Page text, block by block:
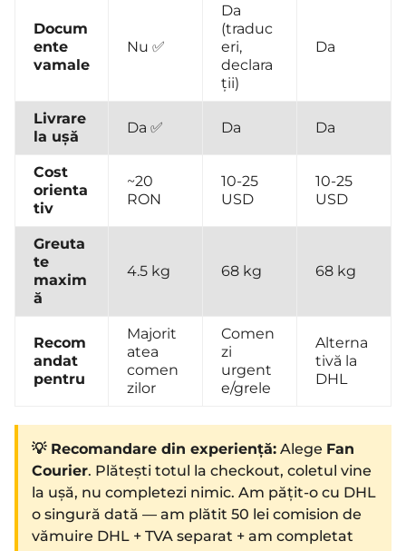
Docum
ente
vamale
Nu ✅
Da
(traduc
eri,
declara
ții)
Da
Livrare
la ușă
Da ✅ Da Da
Cost
orienta
tiv
~20
RON
10-25
USD
10-25
USD
Greuta
te
maxim
ă
4.5 kg 68 kg 68 kg
Recom
andat
pentru
Majorit
atea
comen
zilor
Comen
zi
urgent
e/grele
Alterna
tivă la
DHL
💡 Recomandare din experiență: Alege Fan
Courier. Plătești totul la checkout, coletul vine
la ușă, nu completezi nimic. Am pățit-o cu DHL
o singură dată — am plătit 50 lei comision de
vămuire DHL + TVA separat + am completat